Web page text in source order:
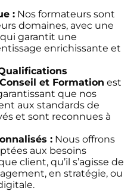
: Nos formateurs sont
domaines, avec une
garantit une
enrichissante et
Conseil et Formation est
que nos
aux standards de
et sont reconnues à
: Nous offrons
aux besoins
client, qu’il s’agisse de
en stratégie, ou